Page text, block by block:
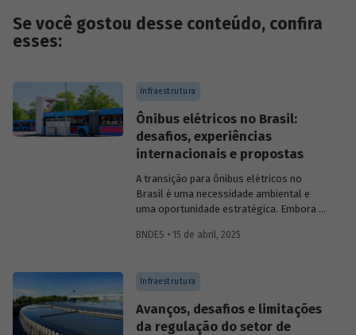
Se você gostou desse conteúdo, confira
esses:
Infraestrutura
Ônibus elétricos no Brasil:
desafios, experiências
internacionais e propostas
A transição para ônibus elétricos no
Brasil é uma necessidade ambiental e
uma oportunidade estratégica. Embora os
experiências internacionais comprovam
transformação.
BNDES • 15 de abril, 2025
Infraestrutura
Avanços, desafios e limitações
da regulação do setor de